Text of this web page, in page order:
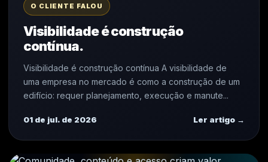
O CLIENTE FALOU
Visibilidade é construção
contínua.
Visibilidade é construção contínua A visibilidade de
uma empresa no mercado é como a construção de um
edifício: requer planejamento, execução e manute...
01 de jul. de 2026 Ler artigo →